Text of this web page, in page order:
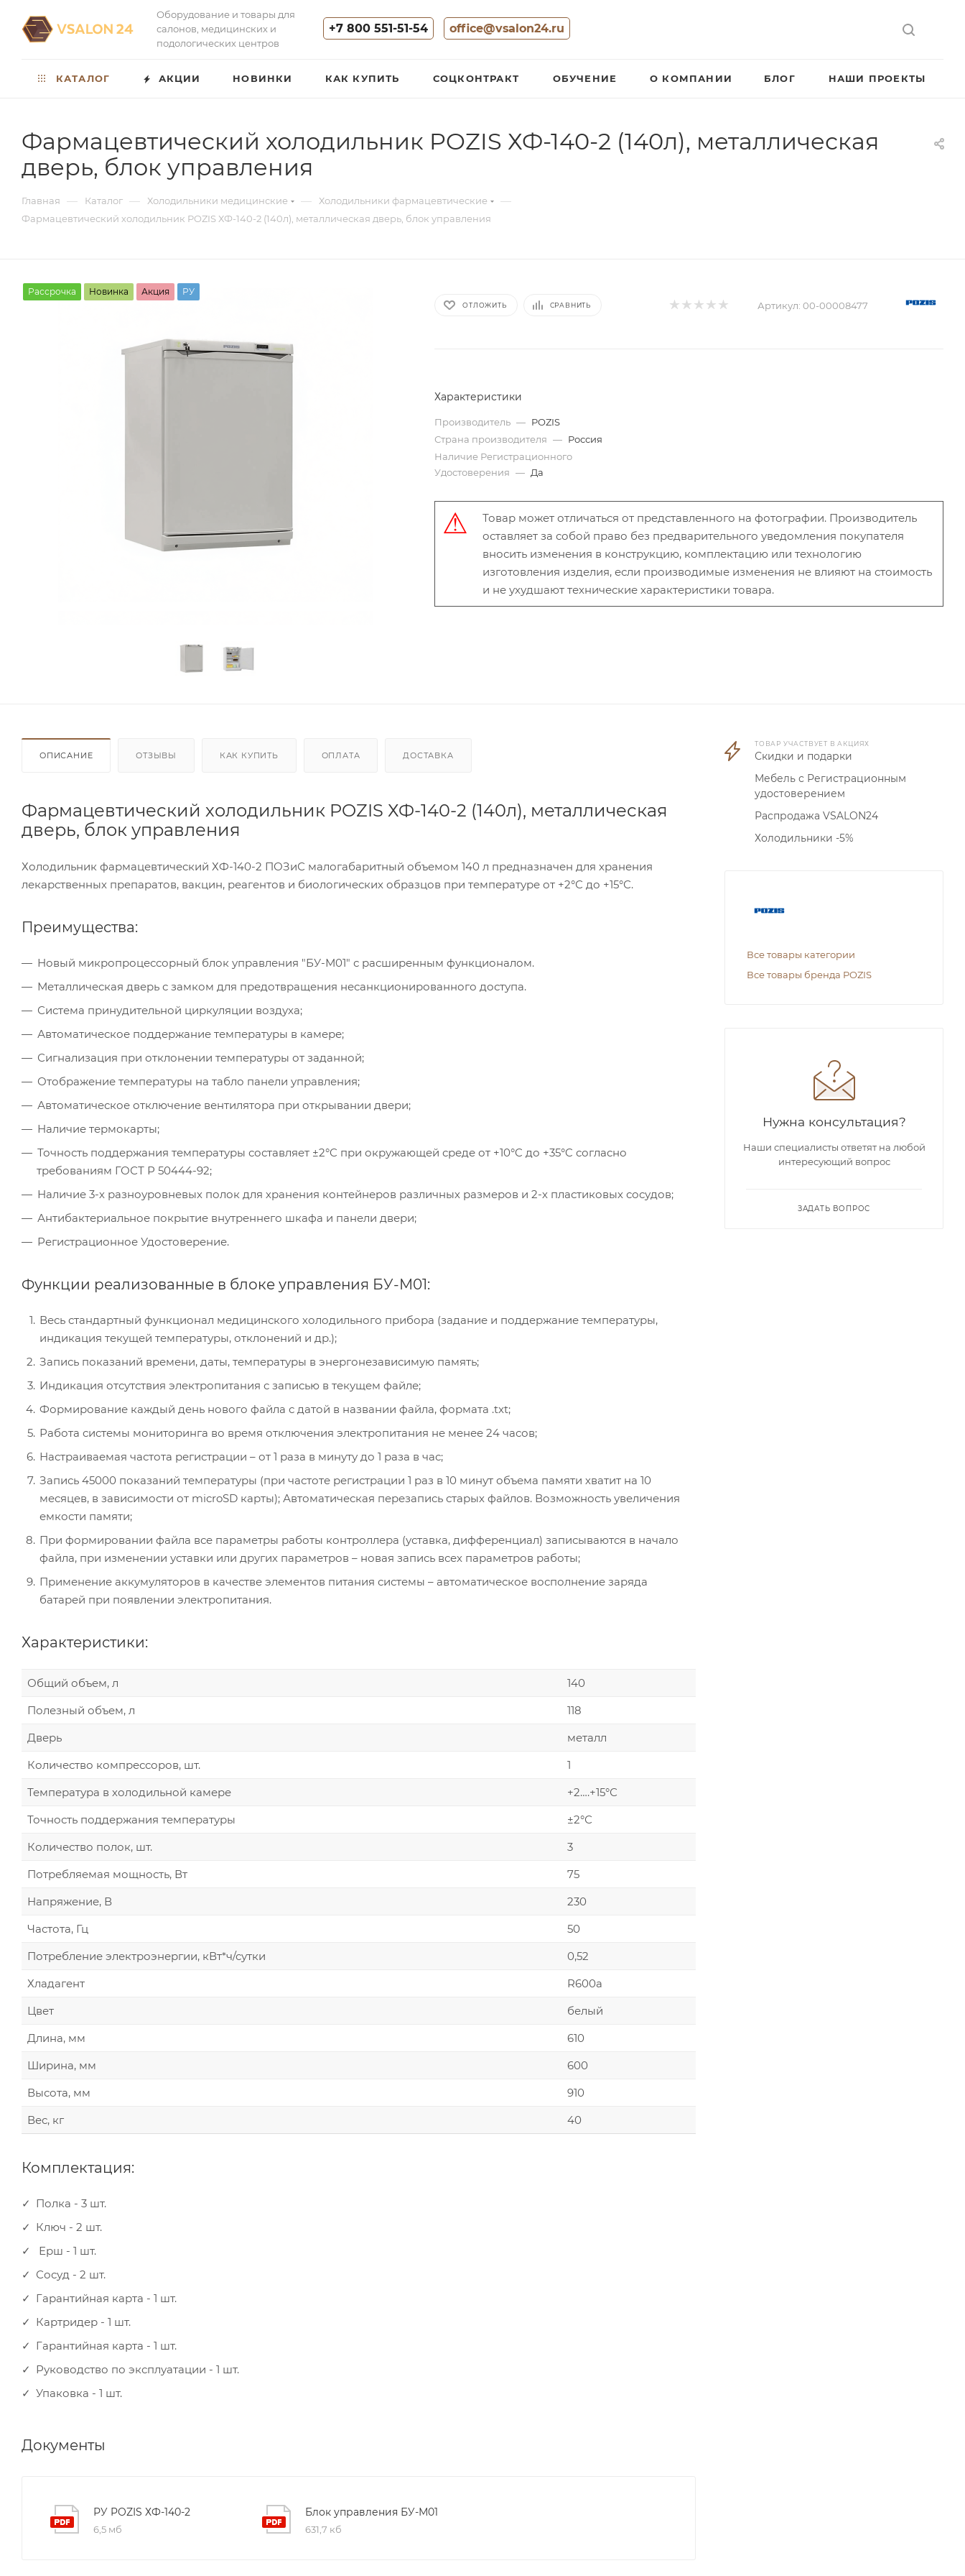
Оборудование и товары для
салонов, медицинских и
подологических центров
+7 800 551-51-54 office@vsalon24.ru
КАТАЛОГ АКЦИИ НОВИНКИ КАК КУПИТЬ СОЦКОНТРАКТ ОБУЧЕНИЕ О КОМПАНИИ БЛОГ НАШИ ПРОЕКТЫ
Фармацевтический холодильник POZIS ХФ-140-2 (140л), металлическая
дверь, блок управления
Главная — Каталог — Холодильники медицинские — Холодильники фармацевтические —
Фармацевтический холодильник POZIS ХФ-140-2 (140л), металлическая дверь, блок управления
Рассрочка Новинка Акция РУ
ОТЛОЖИТЬ СРАВНИТЬ Артикул: 00-00008477
Характеристики
Производитель — POZIS
Страна производителя — Россия
Наличие Регистрационного
Удостоверения — Да
Товар может отличаться от представленного на фотографии. Производитель
оставляет за собой право без предварительного уведомления покупателя
вносить изменения в конструкцию, комплектацию или технологию
изготовления изделия, если производимые изменения не влияют на стоимость
и не ухудшают технические характеристики товара.
ОПИСАНИЕ ОТЗЫВЫ КАК КУПИТЬ ОПЛАТА ДОСТАВКА
Фармацевтический холодильник POZIS ХФ-140-2 (140л), металлическая
дверь, блок управления
Холодильник фармацевтический ХФ-140-2 ПОЗиС малогабаритный объемом 140 л предназначен для хранения
лекарственных препаратов, вакцин, реагентов и биологических образцов при температуре от +2°С до +15°С.
Преимущества:
Новый микропроцессорный блок управления "БУ-М01" с расширенным функционалом.
Металлическая дверь с замком для предотвращения несанкционированного доступа.
Система принудительной циркуляции воздуха;
Автоматическое поддержание температуры в камере;
Сигнализация при отклонении температуры от заданной;
Отображение температуры на табло панели управления;
Автоматическое отключение вентилятора при открывании двери;
Наличие термокарты;
Точность поддержания температуры составляет ±2°C при окружающей среде от +10°C до +35°C согласно
требованиям ГОСТ Р 50444-92;
Наличие 3-х разноуровневых полок для хранения контейнеров различных размеров и 2-х пластиковых сосудов;
Антибактериальное покрытие внутреннего шкафа и панели двери;
Регистрационное Удостоверение.
Функции реализованные в блоке управления БУ-М01:
Весь стандартный функционал медицинского холодильного прибора (задание и поддержание температуры,
индикация текущей температуры, отклонений и др.);
Запись показаний времени, даты, температуры в энергонезависимую память;
Индикация отсутствия электропитания с записью в текущем файле;
Формирование каждый день нового файла с датой в названии файла, формата .txt;
Работа системы мониторинга во время отключения электропитания не менее 24 часов;
Настраиваемая частота регистрации – от 1 раза в минуту до 1 раза в час;
Запись 45000 показаний температуры (при частоте регистрации 1 раз в 10 минут объема памяти хватит на 10
месяцев, в зависимости от microSD карты); Автоматическая перезапись старых файлов. Возможность увеличения
емкости памяти;
При формировании файла все параметры работы контроллера (уставка, дифференциал) записываются в начало
файла, при изменении уставки или других параметров – новая запись всех параметров работы;
Применение аккумуляторов в качестве элементов питания системы – автоматическое восполнение заряда
батарей при появлении электропитания.
Характеристики:
Общий объем, л
140
Полезный объем, л
118
Дверь
металл
Количество компрессоров, шт.
1
Температура в холодильной камере
+2….+15°С
Точность поддержания температуры
±2°С
Количество полок, шт.
3
Потребляемая мощность, Вт
75
Напряжение, В
230
Частота, Гц
50
Потребление электроэнергии, кВт*ч/сутки
0,52
Хладагент
R600а
Цвет
белый
Длина, мм
610
Ширина, мм
600
Высота, мм
910
Вес, кг
40
Комплектация:
Полка - 3 шт.
Ключ - 2 шт.
Ерш - 1 шт.
Сосуд - 2 шт.
Гарантийная карта - 1 шт.
Картридер - 1 шт.
Гарантийная карта - 1 шт.
Руководство по эксплуатации - 1 шт.
Упаковка - 1 шт.
Документы
РУ POZIS ХФ-140-2
6,5 мб
Блок управления БУ-М01
631,7 кб
ТОВАР УЧАСТВУЕТ В АКЦИЯХ
Скидки и подарки
Мебель с Регистрационным
удостоверением
Распродажа VSALON24
Холодильники -5%
Все товары категории
Все товары бренда POZIS
Нужна консультация?
Наши специалисты ответят на любой
интересующий вопрос
ЗАДАТЬ ВОПРОС